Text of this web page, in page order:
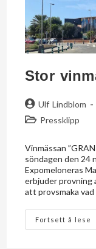
Stor
Ulf Lindblom
Pressklipp
Vinmässan
söndagen den 24
Expomeloneras
erbjuder provning
att provsmaka vad
Fortsett å lese